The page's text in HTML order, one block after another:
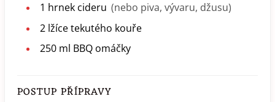
1 hrnek cideru (nebo piva, vývaru, džusu)
2 lžícetekutého kouře
250 ml BBQ omáčky
POSTUP PŘÍPRAVY